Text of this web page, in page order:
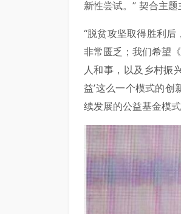
新性尝试。” 契合主
“脱贫攻坚取得胜利
非常匮乏；我们希望
人和事，以及乡村振
益’这么一个模式的
续发展的公益基金模